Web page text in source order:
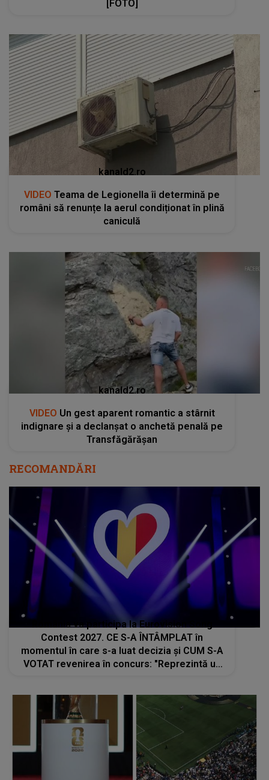
[FOTO]
kanald2.ro
VIDEO Teama de Legionella îi determină pe
români să renunțe la aerul condiționat în plină
caniculă
kanald2.ro
VIDEO Un gest aparent romantic a stârnit
indignare și a declanșat o anchetă penală pe
Transfăgărășan
RECOMANDĂRI
România va participa la Eurovision Song
Contest 2027. CE S-A ÎNTÂMPLAT în
momentul în care s-a luat decizia și CUM S-A
VOTAT revenirea în concurs: "Reprezintă un